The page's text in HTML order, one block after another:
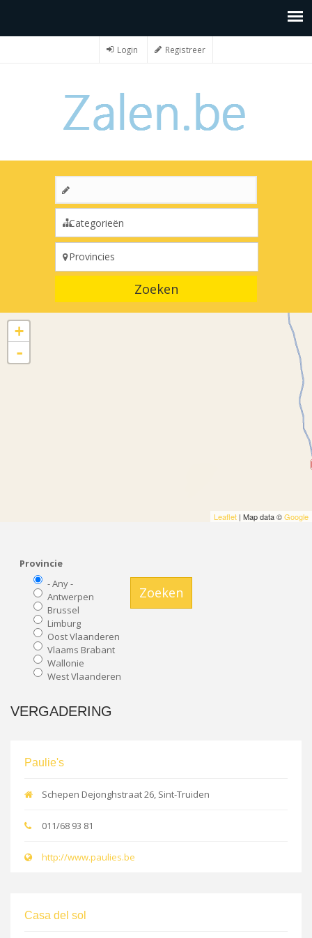
Login Registreer
Zoeken
+
-
Leaflet | Map data ©Google
Provincie
- Any -
Antwerpen
Brussel
Limburg
Oost Vlaanderen
Vlaams Brabant
Wallonie
West Vlaanderen
Zoeken
VERGADERING
Paulie's
Schepen Dejonghstraat 26, Sint-Truiden
011/68 93 81
http://www.paulies.be
Casa del sol